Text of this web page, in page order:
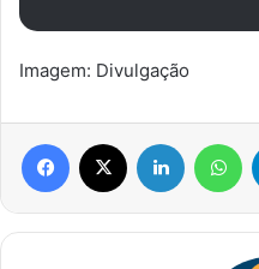
Imagem: Divulgação
Facebook Linkedin